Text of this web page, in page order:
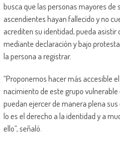
busca que las personas mayores de
ascendientes hayan fallecido y no
acrediten su identidad, pueda
mediante declaración y bajo
la persona a registrar.
“Proponemos hacer más accesible
nacimiento de este grupo vulnerable
puedan ejercer de manera plena
lo es el derecho a la identidad y a
ello”, señaló.